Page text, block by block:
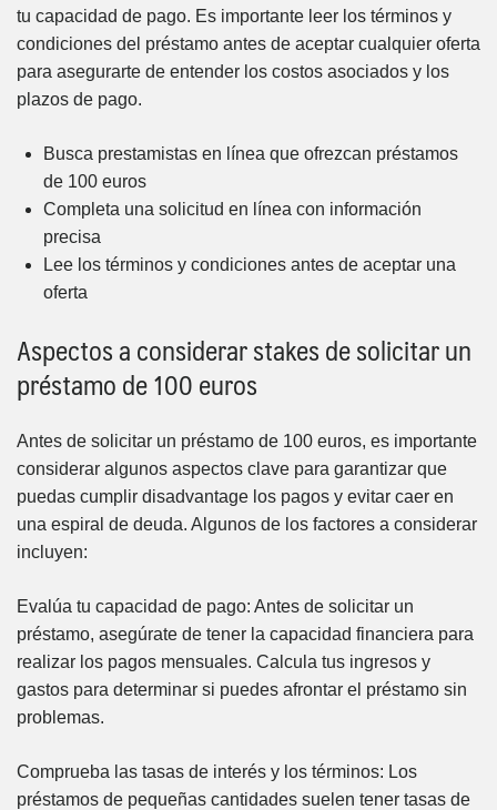
tu capacidad de pago. Es importante leer los términos y
condiciones del préstamo antes de aceptar cualquier oferta
para asegurarte de entender los costos asociados y los
plazos de pago.
Busca prestamistas en línea que ofrezcan préstamos
de 100 euros
Completa una solicitud en línea con información
precisa
Lee los términos y condiciones antes de aceptar una
oferta
Aspectos a considerar stakes de solicitar un
préstamo de 100 euros
Antes de solicitar un préstamo de 100 euros, es importante
considerar algunos aspectos clave para garantizar que
puedas cumplir disadvantage los pagos y evitar caer en
una espiral de deuda. Algunos de los factores a considerar
incluyen:
Evalúa tu capacidad de pago: Antes de solicitar un
préstamo, asegúrate de tener la capacidad financiera para
realizar los pagos mensuales. Calcula tus ingresos y
gastos para determinar si puedes afrontar el préstamo sin
problemas.
Comprueba las tasas de interés y los términos: Los
préstamos de pequeñas cantidades suelen tener tasas de